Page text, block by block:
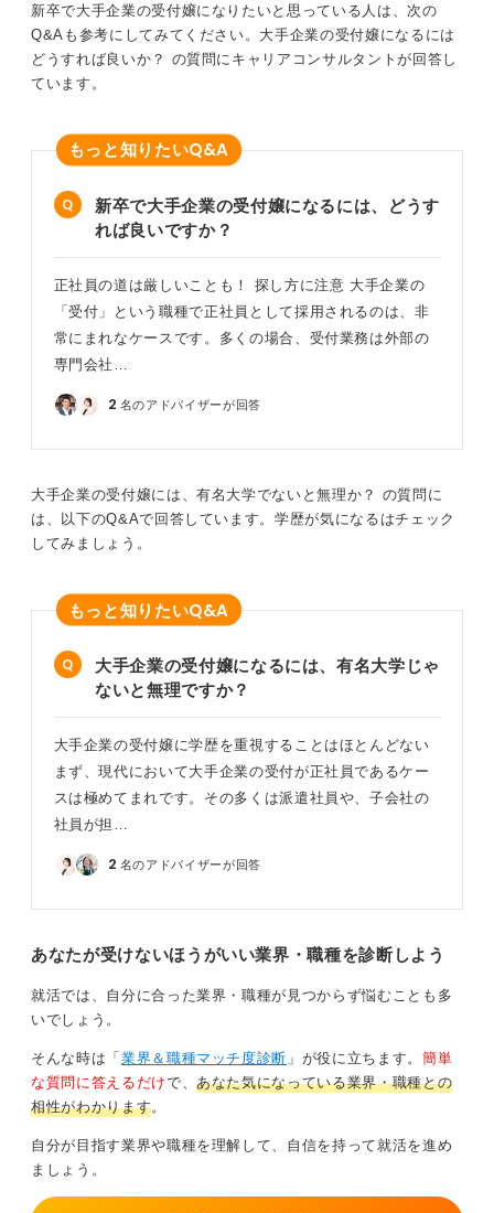
その「安定性」や、長く在籍できるからこそ得られる
「成長の機会」というものもあるはずです。成長のスピ
ードは早くなくとも、着実にスキルアップの機会を与え
てもらえる可能性もあります。
を天秤にかけながら考えていくと良いと思います。
0
新卒で大手企業の受付嬢になりたいと思っている人は、次の
Q&Aも参考にしてみてください。大手企業の受付嬢になるには
どうすれば良いか？ の質問にキャリアコンサルタントが回答し
ています。
もっと知りたいQ&A
新卒で大手企業の受付嬢になるには、どうす
れば良いですか？
正社員の道は厳しいことも！ 探し方に注意 大手企業の
「受付」という職種で正社員として採用されるのは、非
常にまれなケースです。多くの場合、受付業務は外部の
専門会社…
2 名のアドバイザーが回答
大手企業の受付嬢には、有名大学でないと無理か？ の質問に
は、以下のQ&Aで回答しています。学歴が気になるはチェック
してみましょう。
もっと知りたいQ&A
大手企業の受付嬢になるには、有名大学じゃ
ないと無理ですか？
大手企業の受付嬢に学歴を重視することはほとんどない
まず、現代において大手企業の受付が正社員であるケー
スは極めてまれです。その多くは派遣社員や、子会社の
社員が担…
2 名のアドバイザーが回答
あなたが受けないほうがいい業界・職種を診断しよう
就活では、自分に合った業界・職種が見つからず悩むことも多
いでしょう。
そんな時は「 業界＆職種マッチ度診断 」が役に立ちます。 簡単
な質問に答えるだけで、あなた気になっている業界・職種との
相性がわかります。
自分が目指す業界や職種を理解して、自信を持って就活を進め
ましょう。